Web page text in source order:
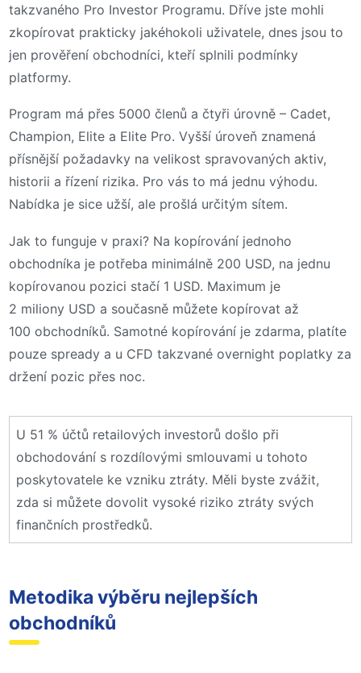
takzvaného Pro Investor Programu. Dříve jste mohli
zkopírovat prakticky jakéhokoli uživatele, dnes jsou to
jen prověření obchodníci, kteří splnili podmínky
platformy.
Program má přes 5000 členů a čtyři úrovně – Cadet,
Champion, Elite a Elite Pro. Vyšší úroveň znamená
přísnější požadavky na velikost spravovaných aktiv,
historii a řízení rizika. Pro vás to má jednu výhodu.
Nabídka je sice užší, ale prošlá určitým sítem.
Jak to funguje v praxi? Na kopírování jednoho
obchodníka je potřeba minimálně 200 USD, na jednu
kopírovanou pozici stačí 1 USD. Maximum je
2 miliony USD a současně můžete kopírovat až
100 obchodníků. Samotné kopírování je zdarma, platíte
pouze spready a u CFD takzvané overnight poplatky za
držení pozic přes noc.
U 51 % účtů retailových investorů došlo při
obchodování s rozdílovými smlouvami u tohoto
poskytovatele ke vzniku ztráty. Měli byste zvážit,
zda si můžete dovolit vysoké riziko ztráty svých
finančních prostředků.
Metodika výběru nejlepších
obchodníků